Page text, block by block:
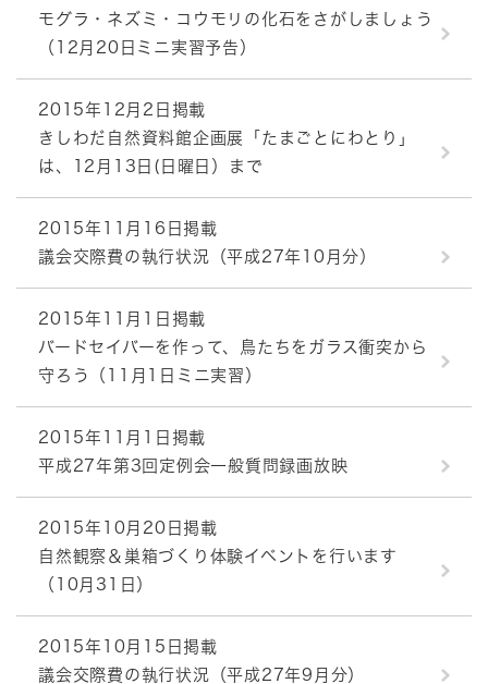
モグラ・ネズミ・コウモリの化石をさがしましょう
（12月20日ミニ実習予告）
2015年12月2日掲載
きしわだ自然資料館企画展「たまごとにわとり」
は、12月13日(日曜日）まで
2015年11月16日掲載
議会交際費の執行状況（平成27年10月分）
2015年11月1日掲載
バードセイバーを作って、鳥たちをガラス衝突から
守ろう（11月1日ミニ実習）
2015年11月1日掲載
平成27年第3回定例会一般質問録画放映
2015年10月20日掲載
自然観察＆巣箱づくり体験イベントを行います
（10月31日）
2015年10月15日掲載
議会交際費の執行状況（平成27年9月分）